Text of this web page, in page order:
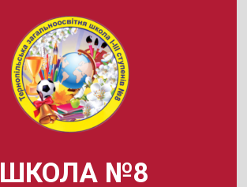
ШКОЛА №8